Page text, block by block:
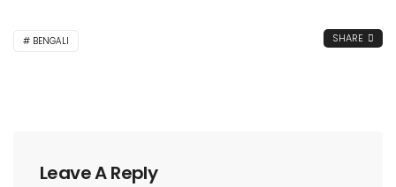
BENGALI SHARE
Leave A Reply